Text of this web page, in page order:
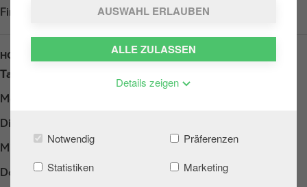
AUSWAHL ERLAUBEN
ALLE ZULASSEN
Details zeigen
Notwendig
Präferenzen
Statistiken
Marketing
Find us on
Google Play
HOURS
Tag
Montag
Dienstag
Mittwoch
Donnerstag
Open 24h